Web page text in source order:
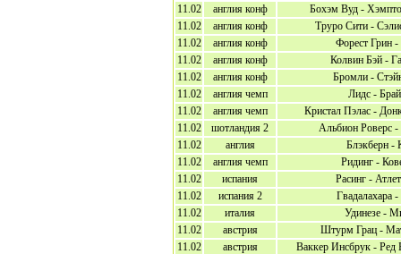
11.02
англия конф
Бохэм Вуд -
11.02
англия конф
Труро Сити -
11.02
англия конф
Форест Грин
11.02
англия конф
Колвин Бэй -
11.02
англия конф
Бромли -
11.02
англия чемп
Лидс -
11.02
англия чемп
Кристал Пэлас -
11.02
шотландия 2
Альбион Роверс
11.02
англия
Блэкберн -
11.02
англия чемп
Ридинг -
11.02
испания
Расинг -
11.02
испания 2
Гвадалахара
11.02
италия
Удинезе -
11.02
австрия
Штурм Грац -
11.02
австрия
Ваккер Инсбрук - Ред